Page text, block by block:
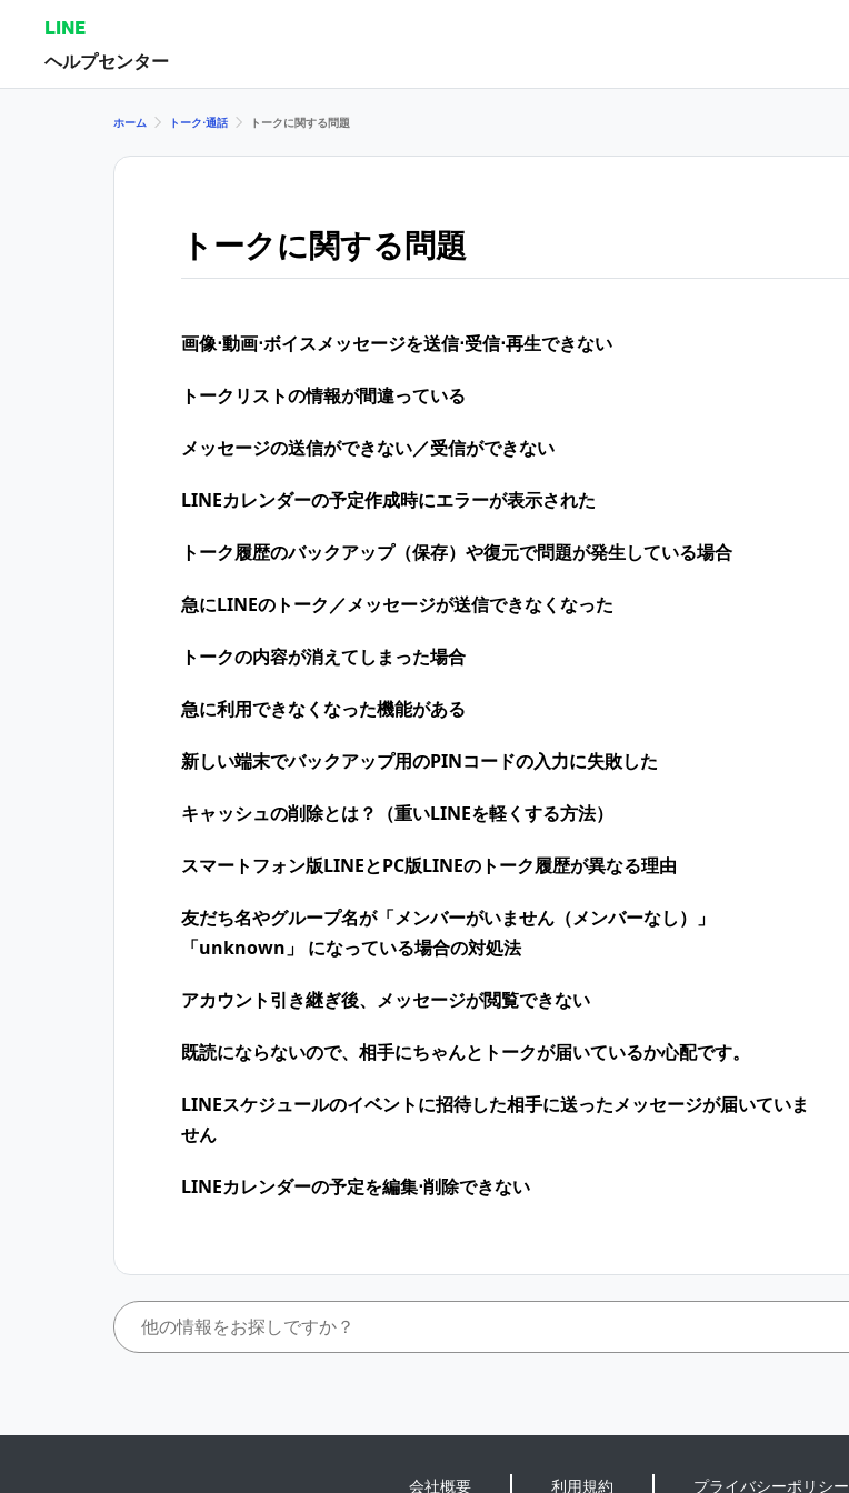
LINE
ヘルプセンター
ホーム トーク⋅通話 トークに関する問題
トークに関する問題
画像⋅動画⋅ボイスメッセージを送信⋅受信⋅再生できない
トークリストの情報が間違っている
メッセージの送信ができない／受信ができない
LINEカレンダーの予定作成時にエラーが表示された
トーク履歴のバックアップ（保存）や復元で問題が発生している場合
急にLINEのトーク／メッセージが送信できなくなった
トークの内容が消えてしまった場合
急に利用できなくなった機能がある
新しい端末でバックアップ用のPINコードの入力に失敗した
キャッシュの削除とは？（重いLINEを軽くする方法）
スマートフォン版LINEとPC版LINEのトーク履歴が異なる理由
友だち名やグループ名が「メンバーがいません（メンバーなし）」
「unknown」 になっている場合の対処法
アカウント引き継ぎ後、メッセージが閲覧できない
既読にならないので、相手にちゃんとトークが届いているか心配です。
LINEスケジュールのイベントに招待した相手に送ったメッセージが届いていま
せん
LINEカレンダーの予定を編集⋅削除できない
会社概要 利用規約 プライバシーポリシー